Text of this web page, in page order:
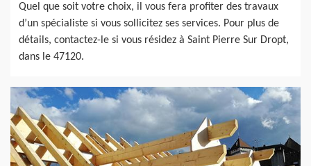
Quel que soit votre choix, il vous fera profiter des travaux
d’un spécialiste si vous sollicitez ses services. Pour plus de
détails, contactez-le si vous résidez à Saint Pierre Sur Dropt,
dans le 47120.